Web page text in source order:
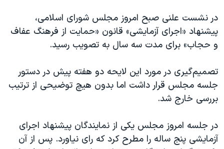
قانون شفافیت دارائی کادر رهبری ایران
اعتراضات مردمی آبان ۹۸
اسرائیل در جنگ
نرگس محمدی برنده جایزه نوبل صلح
همایش محافظه‌کاران آمریکا «سی‌پک»
صفحه‌های ویژه
سفر پرزیدنت ترامپ به چین
در نشست علنی صبح امروز مجلس شورای اسلامی،
پیشنهاد «اجرای آزمایشی» قانون «حمایت از فرهنگ عفاف
و حجاب» برای مدت سه سال به تصویب رسید.
تصمیم‌گیری در مورد این لایحه دو هفته پیش در دستور
جلسه مجلس قرار داشت اما بدون هیچ توضیحی از ترتیب
بررسی خارج شد.
در جلسه امروز مجلس یکی از نمایندگان پیشنهاد اجرای
آزمایشی پنج ساله را مطرح کرد که رای نیاورد. پس از آن